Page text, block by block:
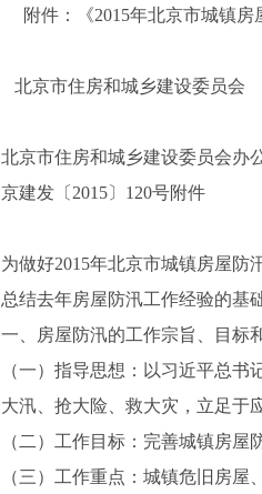
附件：《2015年北京市城镇房
北京市住房和城乡建设委员会
北京市住房和城乡建设委员会
京建发〔2015〕120号附件
为做好2015年北京市城镇房屋防
总结去年房屋防汛工作经验的基
一、房屋防汛的工作宗旨、目标
（一）指导思想：以习近平总
大汛、抢大险、救大灾，立足于
（二）工作目标：完善城镇房
（三）工作重点：城镇危旧房屋